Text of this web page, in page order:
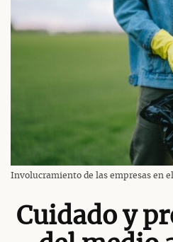
Involucramiento de las empresas en
Cuidado y